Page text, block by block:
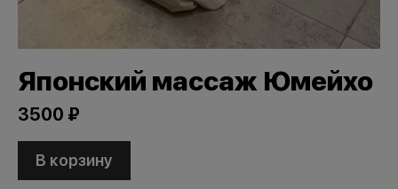
Японский массаж Юмейхо
3500 ₽
В корзину